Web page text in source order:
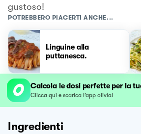
gustoso!
POTREBBERO PIACERTI ANCHE...
Linguine alla
puttanesca.
Calcola le dosi perfette per la
Clicca qui e scarica l’app olivia!
Ingredienti